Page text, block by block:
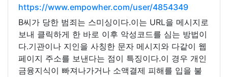
https://www.empowher.com/user/4854349
B씨가 당한 범죄는 스미싱이다.이는 URL을 메시지로
보내 클릭하게 한 바로 이후 악성코드를 심는 방법이
다.기관이나 지인을 사칭한 문자 메시지와 다같이 웹
페이지 주소를 보낸다는 점이 특징이다.이 경우 개인
금융지식이 빠져나가거나 소액결제 피해를 입을 불